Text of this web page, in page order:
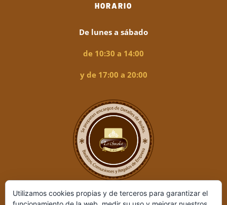
HORARIO
De lunes a sábado
de 10:30 a 14:00
y de 17:00 a 20:00
Utilizamos cookies propias y de terceros para garantizar el